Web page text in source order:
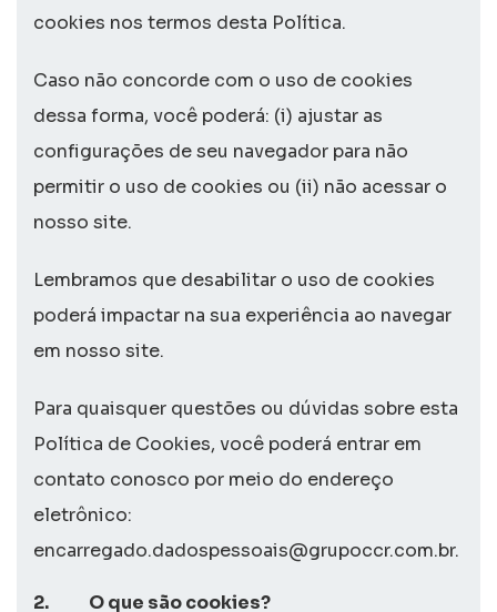
cookies nos termos desta Política.
Caso não concorde com o uso de cookies
dessa forma, você poderá: (i) ajustar as
configurações de seu navegador para não
permitir o uso de cookies ou (ii) não acessar o
nosso site.
Lembramos que desabilitar o uso de cookies
poderá impactar na sua experiência ao navegar
em nosso site.
Para quaisquer questões ou dúvidas sobre esta
Política de Cookies, você poderá entrar em
contato conosco por meio do endereço
eletrônico:
encarregado.dadospessoais@grupoccr.com.br.
2. O que são cookies?